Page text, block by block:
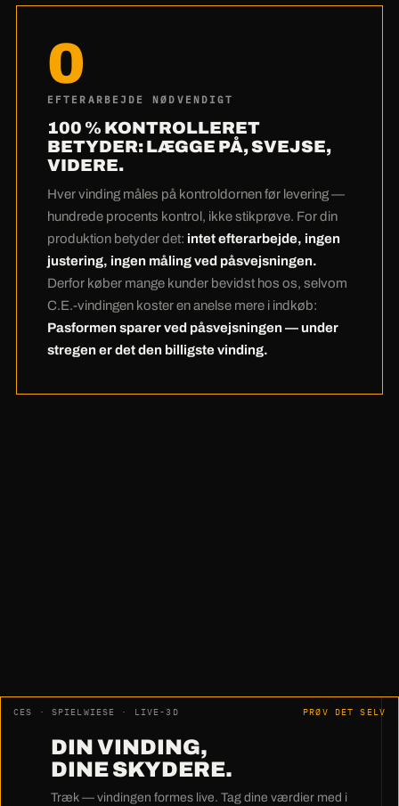
underleverandør-marginer og ingen ventetider
hos leverandøren. Nesting-softwaren lægger
dine emner så tæt på pladen, at der næsten
penge. Og det ærligste regnestykke kommer til
sidst:Mange kunder betaler en anelse mere
hos os ved indkøbet — og sparer det flere
gange ved påsvejsningen.Nul efterarbejde
takket være 100 %-kontrol betyder: din
produktions dyreste timer forbliver dine. Under
stregen er C.E.-vindingen den billigste.
0
EFTERARBEJDE NØDVENDIGT
100 % KONTROLLERET
BETYDER: LÆGGE PÅ, SVEJSE,
VIDERE.
Hver vinding måles på kontroldornen før levering —
hundrede procents kontrol, ikke stikprøve. For din
produktion betyder det: intet efterarbejde, ingen
justering, ingen måling ved påsvejsningen.
Derfor køber mange kunder bevidst hos os, selvom
C.E.-vindingen koster en anelse mere i indkøb:
Pasformen sparer ved påsvejsningen — under
stregen er det den billigste vinding.
CES · SPIELWIESE · LIVE-3D PRØV DET SELV
DIN VINDING,
DINE SKYDERE.
Træk — vindingen formes live. Tag dine værdier med i